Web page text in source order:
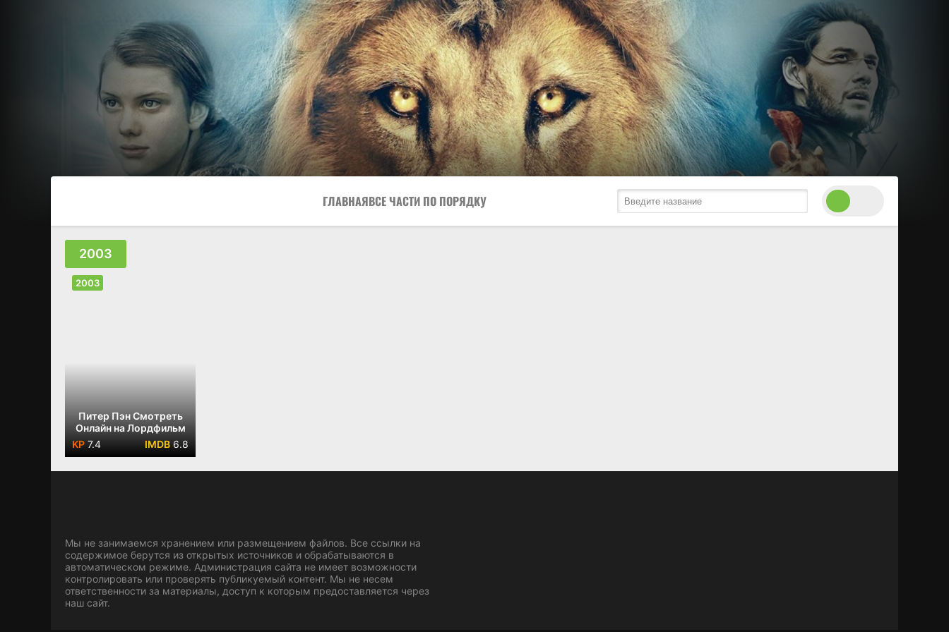
ГЛАВНАЯВСЕ ЧАСТИ ПО ПОРЯДКУ
2003
Питер Пэн Смотреть
Онлайн на Лордфильм
7.4
6.8
2003
Мы не занимаемся хранением или размещением файлов. Все ссылки на
содержимое берутся из открытых источников и обрабатываются в
автоматическом режиме. Администрация сайта не имеет возможности
контролировать или проверять публикуемый контент. Мы не несем
ответственности за материалы, доступ к которым предоставляется через
наш сайт.